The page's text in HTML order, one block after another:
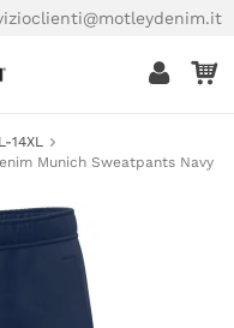
14XL
Munich Sweatpants Navy